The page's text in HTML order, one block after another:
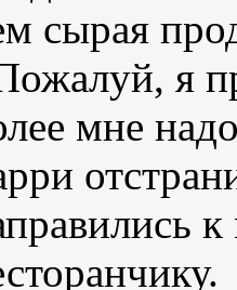
сырая
я
мне